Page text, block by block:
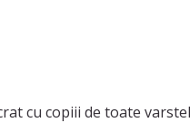
cu copiii de toate